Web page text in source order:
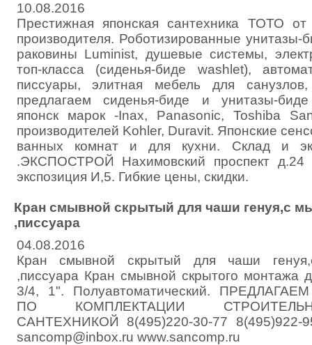
10.08.2016
Престижная японская сантехника ТОТО от
производителя. Роботизированные
раковины Luminist, душевые системы,
топ-класса (сиденья-биде washlet),
писсуары, элитная мебель для
предлагаем сиденья-биде и унитазы-
японск марок -Inax, Panasonic, Toshiba
производителей Kohler, Duravit. Японские
ванных комнат и для кухни. Склад и
.ЭКСПОСТРОЙ Нахимовский проспект
экспозиция И,5. Гибкие цены, скидки.
Кран смывной скрытый для чаши генуя,с
,писсуара
04.08.2016
Кран смывной скрытый для чаши
,писсуара Кран смывной скрытого монтажа
3/4, 1". Полуавтоматический.
ПО КОМПЛЕКТАЦИИ
САНТЕХНИКОЙ 8(495)220-30-77 8(495)922-
sancomp@inbox.ru www.sancomp.ru